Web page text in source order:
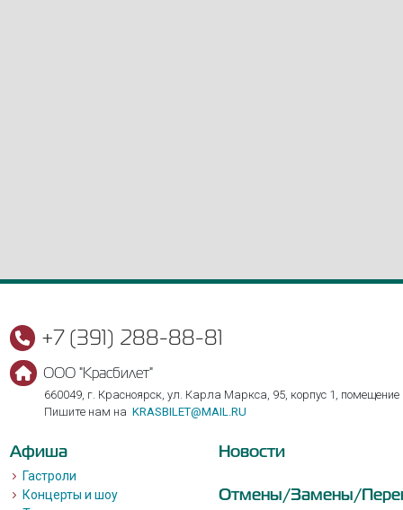
+7 (391) 288-88-81
ООО "Красбилет"
660049, г. Красноярск, ул. Карла Маркса, 95, корпус 1, помещение
Пишите нам на KRASBILET@MAIL.RU
Афиша
Гастроли
Концерты и шоу
Новости
Отмены/Замены/